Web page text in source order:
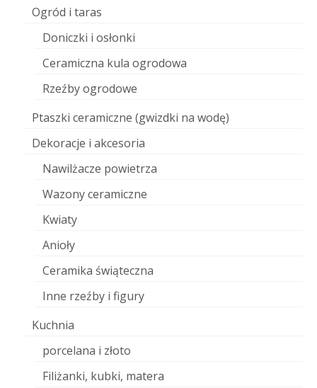
Ogród i taras
Doniczki i osłonki
Ceramiczna kula ogrodowa
Rzeźby ogrodowe
Ptaszki ceramiczne (gwizdki na wodę)
Dekoracje i akcesoria
Nawilżacze powietrza
Wazony ceramiczne
Kwiaty
Anioły
Ceramika świąteczna
Inne rzeźby i figury
Kuchnia
porcelana i złoto
Filiżanki, kubki, matera